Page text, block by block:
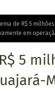
de R$ 5
em
5